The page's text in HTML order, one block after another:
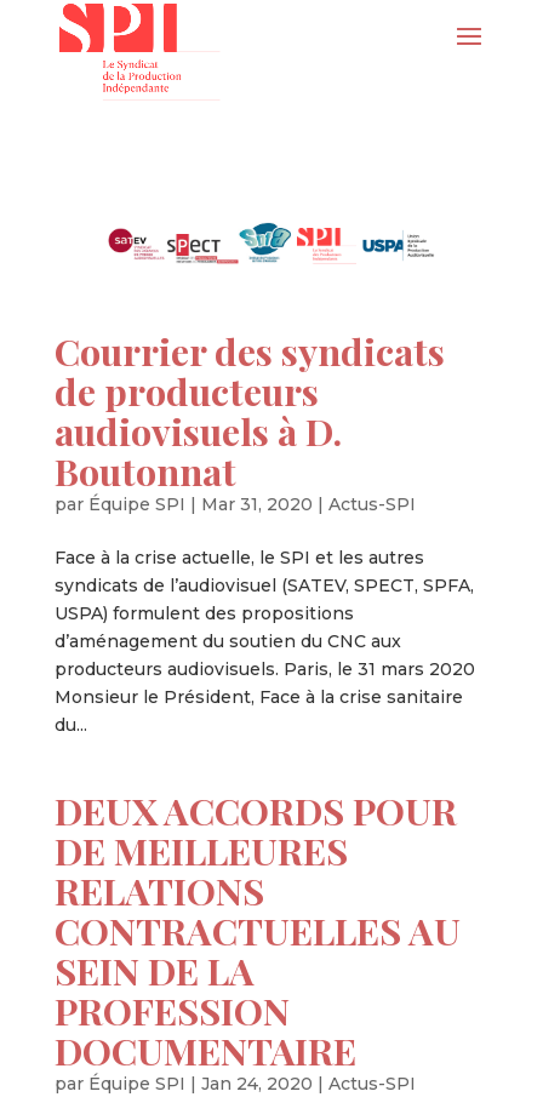
Courrier des syndicats
de producteurs
audiovisuels à D.
Boutonnat
par Équipe SPI | Mar 31, 2020 | Actus-SPI
Face à la crise actuelle, le SPI et les autres
syndicats de l’audiovisuel (SATEV, SPECT, SPFA,
USPA) formulent des propositions
d’aménagement du soutien du CNC aux
producteurs audiovisuels. Paris, le 31 mars 2020
Monsieur le Président, Face à la crise sanitaire
du...
DEUX ACCORDS POUR
DE MEILLEURES
RELATIONS
CONTRACTUELLES AU
SEIN DE LA
PROFESSION
DOCUMENTAIRE
par Équipe SPI | Jan 24, 2020 | Actus-SPI